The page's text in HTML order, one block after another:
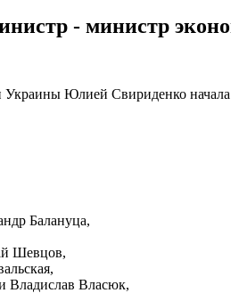
- министр
Украины Юлией Свириденко
Балануца,
Шевцов,
Владислав Власюк,